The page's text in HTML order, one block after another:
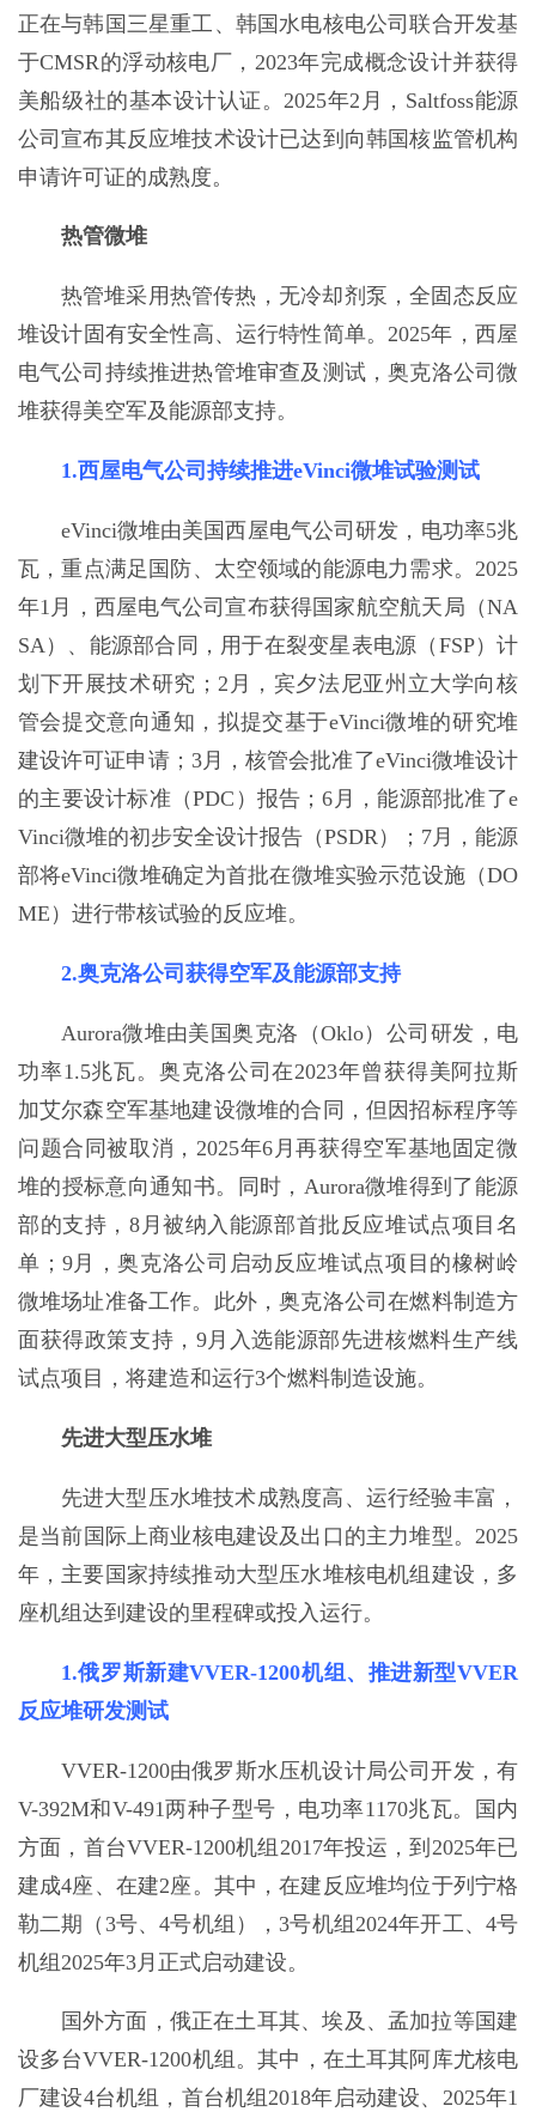
正在与韩国三星重工、韩国水电核电公司联合开发基
于CMSR的浮动核电厂，2023年完成概念设计并获得
美船级社的基本设计认证。2025年2月，Saltfoss能源
公司宣布其反应堆技术设计已达到向韩国核监管机构
申请许可证的成熟度。
热管微堆
热管堆采用热管传热，无冷却剂泵，全固态反应
堆设计固有安全性高、运行特性简单。2025年，西屋
电气公司持续推进热管堆审查及测试，奥克洛公司微
堆获得美空军及能源部支持。
1.西屋电气公司持续推进eVinci微堆试验测试
eVinci微堆由美国西屋电气公司研发，电功率5兆
瓦，重点满足国防、太空领域的能源电力需求。2025
年1月，西屋电气公司宣布获得国家航空航天局（NA
SA）、能源部合同，用于在裂变星表电源（FSP）计
划下开展技术研究；2月，宾夕法尼亚州立大学向核
管会提交意向通知，拟提交基于eVinci微堆的研究堆
建设许可证申请；3月，核管会批准了eVinci微堆设计
的主要设计标准（PDC）报告；6月，能源部批准了e
Vinci微堆的初步安全设计报告（PSDR）；7月，能源
部将eVinci微堆确定为首批在微堆实验示范设施（DO
ME）进行带核试验的反应堆。
2.奥克洛公司获得空军及能源部支持
Aurora微堆由美国奥克洛（Oklo）公司研发，电
功率1.5兆瓦。奥克洛公司在2023年曾获得美阿拉斯
加艾尔森空军基地建设微堆的合同，但因招标程序等
问题合同被取消，2025年6月再获得空军基地固定微
堆的授标意向通知书。同时，Aurora微堆得到了能源
部的支持，8月被纳入能源部首批反应堆试点项目名
单；9月，奥克洛公司启动反应堆试点项目的橡树岭
微堆场址准备工作。此外，奥克洛公司在燃料制造方
面获得政策支持，9月入选能源部先进核燃料生产线
试点项目，将建造和运行3个燃料制造设施。
先进大型压水堆
先进大型压水堆技术成熟度高、运行经验丰富，
是当前国际上商业核电建设及出口的主力堆型。2025
年，主要国家持续推动大型压水堆核电机组建设，多
座机组达到建设的里程碑或投入运行。
1.俄罗斯新建VVER-1200机组、推进新型VVER
反应堆研发测试
VVER-1200由俄罗斯水压机设计局公司开发，有
V-392M和V-491两种子型号，电功率1170兆瓦。国内
方面，首台VVER-1200机组2017年投运，到2025年已
建成4座、在建2座。其中，在建反应堆均位于列宁格
勒二期（3号、4号机组），3号机组2024年开工、4号
机组2025年3月正式启动建设。
国外方面，俄正在土耳其、埃及、孟加拉等国建
设多台VVER-1200机组。其中，在土耳其阿库尤核电
厂建设4台机组，首台机组2018年启动建设、2025年1